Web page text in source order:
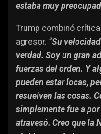
estaba muy
Trump combinó
agresor. “Su
verdad. Soy un gran
fuerzas del orden. Y
pueden estar locas,
resuelven las cosas.
simplemente fue a
atravesó. Creo que la